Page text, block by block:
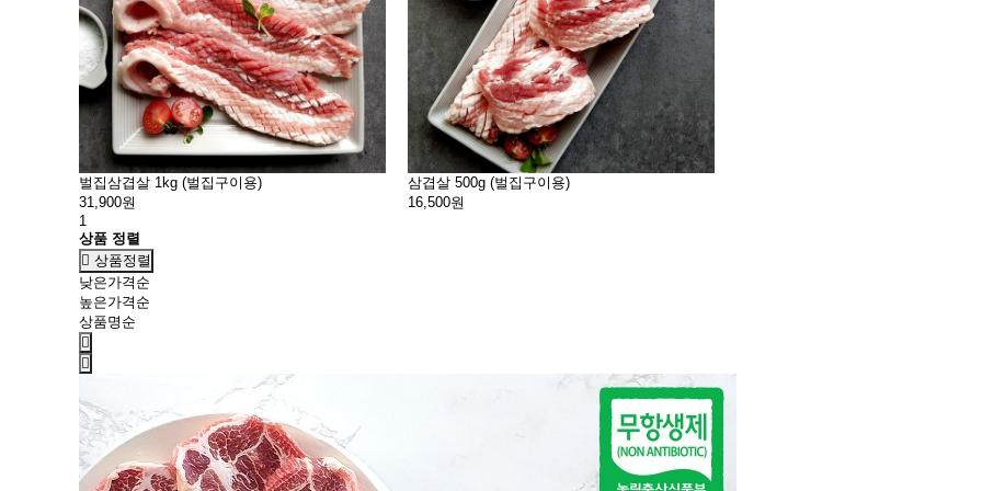
벌집삼겹살 1kg (벌집구이용)
31,900원
삼겹살 500g (벌집구이용)
16,500원
1
상품 정렬
상품정렬
낮은가격순
높은가격순
상품명순